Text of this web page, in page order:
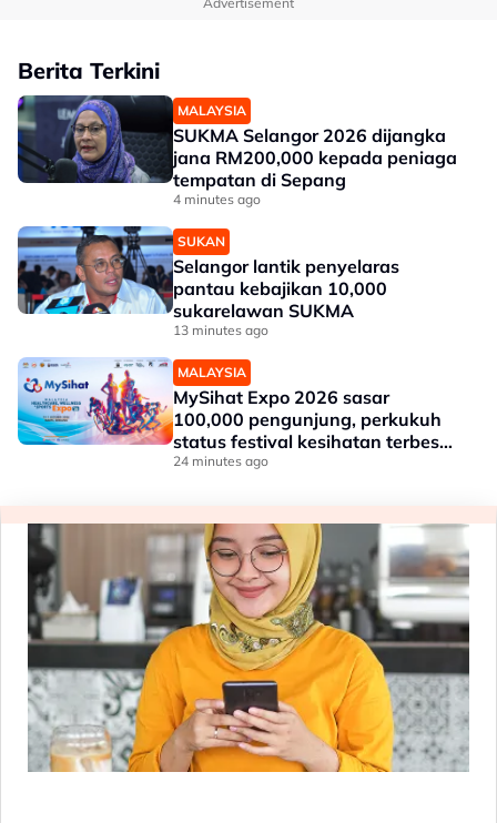
Berita Terkini
MALAYSIA
SUKMA Selangor 2026 dijangka
jana RM200,000 kepada peniaga
tempatan di Sepang
4 minutes ago
SUKAN
Selangor lantik penyelaras
pantau kebajikan 10,000
sukarelawan SUKMA
13 minutes ago
MALAYSIA
MySihat Expo 2026 sasar
100,000 pengunjung, perkukuh
status festival kesihatan terbesar
negara
24 minutes ago